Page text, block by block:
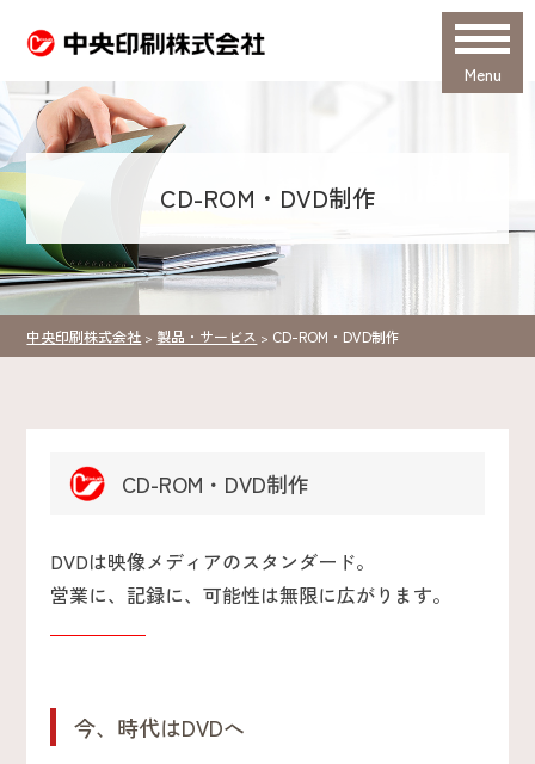
Menu
CD-ROM・DVD制作
中央印刷株式会社 > 製品・サービス > CD-ROM・DVD制作
CD-ROM・DVD制作
DVDは映像メディアのスタンダード。
営業に、記録に、可能性は無限に広がります。
今、時代はDVDへ